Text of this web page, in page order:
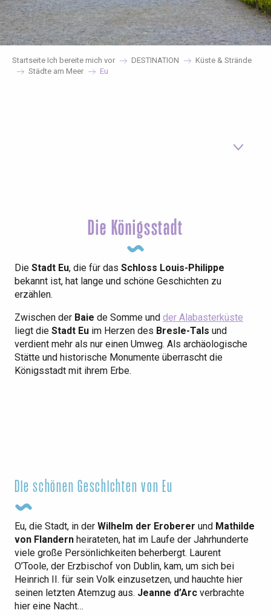
Startseite Ich bereite mich vor DESTINATION
Küste & Strände
Städte am Meer
Eu
Meinen Aufenthalt vorbereiten
Die Königsstadt
Die Stadt Eu, die für das Schloss Louis-Philippe
bekannt ist, hat lange und schöne Geschichten zu
erzählen.
Zwischen der Baie de Somme und der Alabasterküste
liegt die Stadt Eu im Herzen des Bresle-Tals und
verdient mehr als nur einen Umweg. Als archäologische
Stätte und historische Monumente überrascht die
Königsstadt mit ihrem Erbe.
Die schönen Geschichten von Eu
Eu, die Stadt, in der Wilhelm der Eroberer und Mathilde
von Flandern heirateten, hat im Laufe der Jahrhunderte
viele große Persönlichkeiten beherbergt. Laurent
O’Toole, der Erzbischof von Dublin, kam, um sich bei
Heinrich II. für sein Volk einzusetzen, und hauchte hier
seinen letzten Atemzug aus. Jeanne d’Arc verbrachte
hier eine Nacht…